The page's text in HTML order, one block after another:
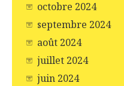
octobre 2024
septembre 2024
août 2024
juillet 2024
juin 2024